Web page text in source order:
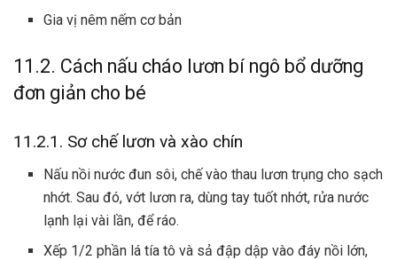
Gia vị nêm nếm cơ bản
11.2. Cách nấu cháo lươn bí ngô bổ dưỡng
đơn giản cho bé
11.2.1. Sơ chế lươn và xào chín
Nấu nồi nước đun sôi, chế vào thau lươn trụng cho sạch
nhớt. Sau đó, vớt lươn ra, dùng tay tuốt nhớt, rửa nước
lạnh lại vài lần, để ráo.
Xếp 1/2 phần lá tía tô và sả đập dập vào đáy nồi lớn,